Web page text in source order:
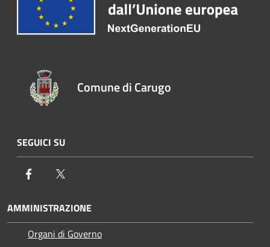
Comune di Carugo
SEGUICI SU
Facebook
AMMINISTRAZIONE
Organi di Governo